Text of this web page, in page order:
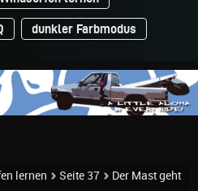
dunkler Farbmodus
lernen Seite 37
Der Mast geht